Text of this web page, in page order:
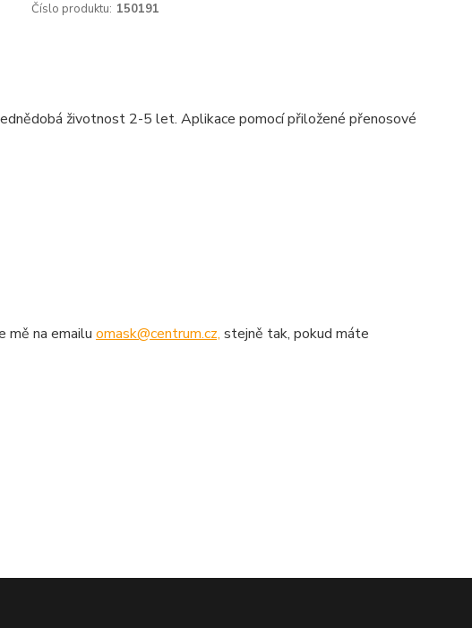
Číslo produktu: 150191
životnost 2-5 let. Aplikace pomocí přiložené přenosové
mě na emailu omask@centrum.cz, stejně tak, pokud máte